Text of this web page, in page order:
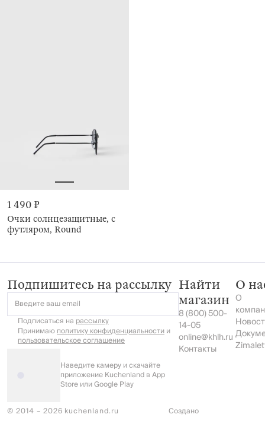
1 490 ₽
Очки солнцезащитные, с
футляром, Round
Подпишитесь на рассылку
Введите ваш email
Подписаться на рассылку
Принимаюполитику конфиденциальностии
пользовательское соглашение
Наведите камеру и скачайте
приложение Kuchenland в App
Store или Google Play
Найти
магазин
8 (800) 500-
14-05
online@khlh.ru
Контакты
О
О
© 2014 – 2026 kuchenland.ru Создано